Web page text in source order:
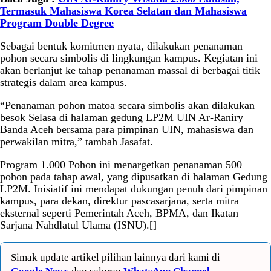
Termasuk Mahasiswa Korea Selatan dan Mahasiswa
Program Double Degree
Sebagai bentuk komitmen nyata, dilakukan penanaman
pohon secara simbolis di lingkungan kampus. Kegiatan ini
akan berlanjut ke tahap penanaman massal di berbagai titik
strategis dalam area kampus.
“Penanaman pohon matoa secara simbolis akan dilakukan
besok Selasa di halaman gedung LP2M UIN Ar-Raniry
Banda Aceh bersama para pimpinan UIN, mahasiswa dan
perwakilan mitra,” tambah Jasafat.
Program 1.000 Pohon ini menargetkan penanaman 500
pohon pada tahap awal, yang dipusatkan di halaman Gedung
LP2M. Inisiatif ini mendapat dukungan penuh dari pimpinan
kampus, para dekan, direktur pascasarjana, serta mitra
eksternal seperti Pemerintah Aceh, BPMA, dan Ikatan
Sarjana Nahdlatul Ulama (ISNU).[]
Simak update artikel pilihan lainnya dari kami di